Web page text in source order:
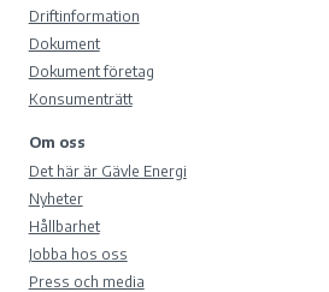
Driftinformation
Dokument
Dokument företag
Konsumenträtt
Om oss
Det här är Gävle Energi
Nyheter
Hållbarhet
Jobba hos oss
Press och media